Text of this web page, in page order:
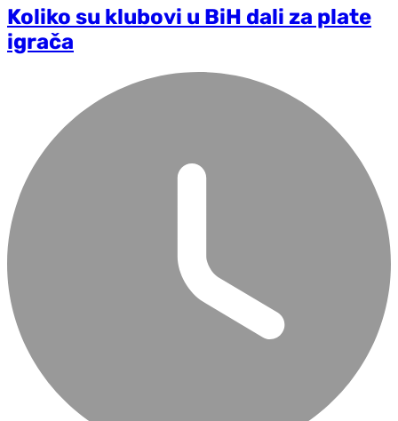
Koliko su klubovi u BiH dali za plate
igrača